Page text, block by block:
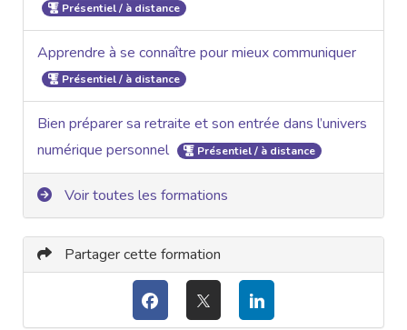
Présentiel / à distance
Apprendre à se connaître pour mieux communiquer
Présentiel / à distance
Bien préparer sa retraite et son entrée dans l’univers
numérique personnel
Présentiel / à distance
Voir toutes les formations
Partager cette formation